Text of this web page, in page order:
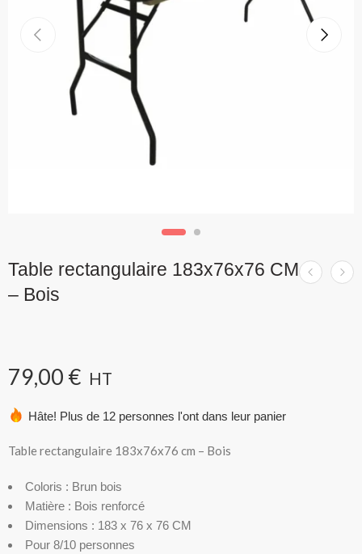
Table rectangulaire 183x76x76 CM
– Bois
79,00 € HT
Hâte! Plus de 12 personnes l'ont dans leur panier
Table rectangulaire 183x76x76 cm – Bois
Coloris : Brun bois
Matière : Bois renforcé
Dimensions : 183 x 76 x 76 CM
Pour 8/10 personnes